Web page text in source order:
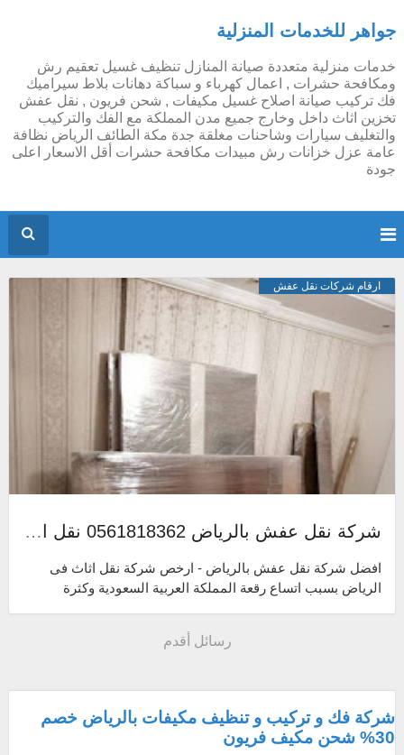
جواهر للخدمات المنزلية
خدمات منزلية متعددة صيانة المنازل تنظيف غسيل تعقيم رش
ومكافحة حشرات , اعمال كهرباء و سباكة دهانات بلاط سيراميك
فك تركيب صيانة اصلاح غسيل مكيفات , شحن فريون , نقل عفش
تخزين اثاث داخل وخارج جميع مدن المملكة مع الفك والتركيب
والتغليف سيارات وشاحنات مغلقة جدة مكة الطائف الرياض نظافة
عامة عزل خزانات رش مبيدات مكافحة حشرات أقل الاسعار اعلى
جودة
ارقام شركات نقل عفش
شركة نقل عفش بالرياض 0561818362 نقل اثاث داخل وخارج الرياض مع الفك والتركيب والتغليف والضمان
افضل شركة نقل عفش بالرياض - ارخص شركة نقل اثاث فى
الرياض بسبب اتساع رقعة المملكة العربية السعودية وكثرة
رسائل أقدم
شركة فك و تركيب و تنظيف مكيفات بالرياض خصم
30% شحن مكيف فريون